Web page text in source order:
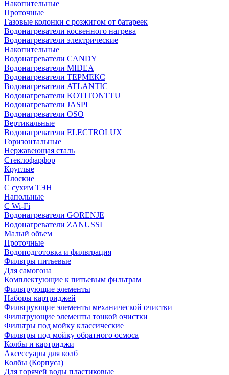
Накопительные
Проточные
Газовые колонки с розжигом от батареек
Водонагреватели косвенного нагрева
Водонагреватели электрические
Накопительные
Водонагреватели CANDY
Водонагреватели MIDEA
Водонагреватели ТЕРМЕКС
Водонагреватели ATLANTIC
Водонагреватели KOTITONTTU
Водонагреватели JASPI
Водонагреватели OSO
Вертикальные
Водонагреватели ELECTROLUX
Горизонтальные
Нержавеющая сталь
Стеклофарфор
Круглые
Плоские
С сухим ТЭН
Напольные
С Wi-Fi
Водонагреватели GORENJE
Водонагреватели ZANUSSI
Малый объем
Проточные
Водоподготовка и фильтрация
Фильтры питьевые
Для самогона
Комплектующие к питьевым фильтрам
Фильтрующие элементы
Наборы картриджей
Фильтрующие элементы механической очистки
Фильтрующие элементы тонкой очистки
Фильтры под мойку классические
Фильтры под мойку обратного осмоса
Колбы и картриджи
Аксессуары для колб
Колбы (Корпуса)
Для горячей воды пластиковые